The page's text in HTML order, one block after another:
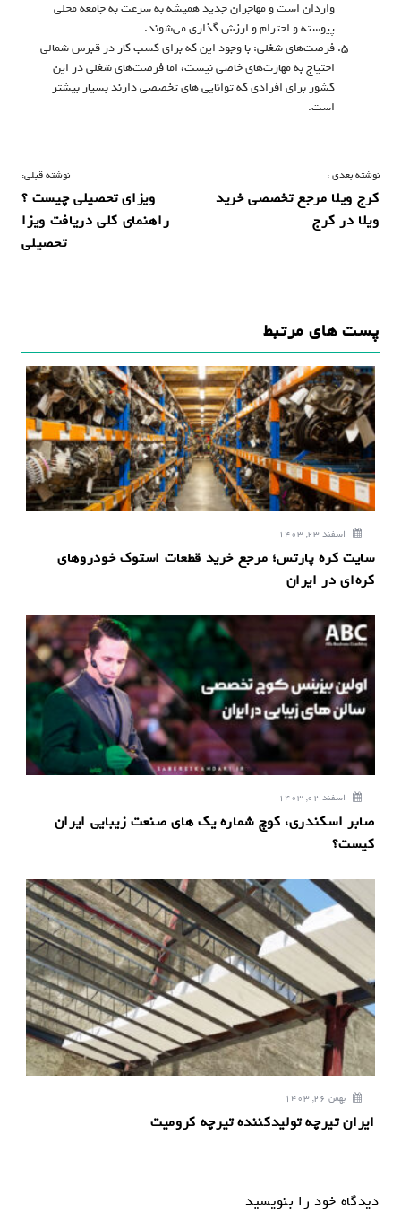
واردان است و مهاجران جدید همیشه به سرعت به جامعه محلی
پیوسته و احترام و ارزش گذاری می‌شوند.
فرصت‌های شغلی: با وجود این که برای کسب کار در قبرس شمالی
احتیاج به مهارت‌های خاصی نیست، اما فرصت‌های شغلی در این
کشور برای افرادی که توانایی‌ های تخصصی دارند بسیار بیشتر
است.
ر
ا
ه
ن
و
ش
ت
ه
نوشته قبلی:
ویزای تحصیلی چیست ؟
راهنمای کلی دریافت ویزا
تحصیلی
نوشته بعدی :
کرج ویلا مرجع تخصصی خرید
ویلا در کرج
پست های مرتبط
اسفند 23, 1403
سایت کره پارتس؛ مرجع خرید قطعات استوک خودروهای
کره‌ای در ایران
اسفند 02, 1403
صابر اسکندری، کوچ شماره یک های صنعت زیبایی ایران
کیست؟
بهمن 26, 1403
ایران تیرچه تولیدکننده تیرچه کرومیت
دیدگاه خود را بنویسید